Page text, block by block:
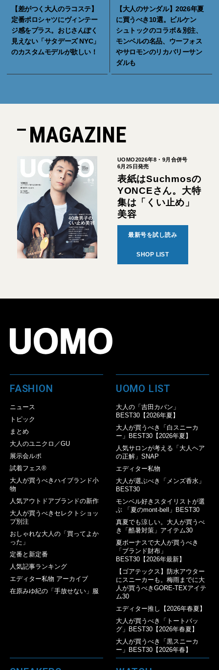
【差がつく大人のラコステ】
定番ポロシャツにヴィンテー
ジ感をプラス。おじさんぽく
見えない「サタデーズ NYC」
のカスタムモデルが欲しい！
【大人のサンダル】2026年夏
に買うべき10選。ビルケン
シュトックのコラボ＆別注、
モンベルの名品、ウーフォス
やサロモンのリカバリーサン
ダルも
MAGAZINE
UOMO2026年8・9月合併号
6月25日発売
表紙はSuchmosの
YONCEさん。大特
集は「くい止め」
美容
最新号を試し読み
SHOP LIST
FASHION
ニュース
トピック
まとめ
大人のユニクロ／GU
展示会ルポ
試着フェス®︎
大人が買うべきハイブランド小
物
人気アウトドアブランドの新作
大人が買うべきセレクトショッ
プ別注
おしゃれな大人の「買ってよか
った」
定番と新定番
人気記事ランキング
エディター私物 アーカイブ
在原みゆ紀の「手放せない」服
UOMO LIST
大人の「吉田カバン」
BEST30【2026年夏】
大人が買うべき「白スニーカ
ー」BEST30【2026年夏】
人気サロンが考える「大人ヘア
の正解」SNAP
エディター私物
大人が選ぶべき「メンズ香水」
BEST30
モンベル好きスタイリストが選
ぶ 「夏のmont-bell」BEST30
真夏でも涼しい。大人が買うべ
き「酷暑対策」アイテム30
夏ボーナスで大人が買うべき
「ブランド財布」
BEST30【2026年最新】
【ゴアテックス】防水アウター
にスニーカーも。梅雨までに大
人が買うべきGORE-TEXアイテ
ム30
エディター推し【2026年春夏】
大人が買うべき「トートバッ
グ」BEST30【2026年春夏】
大人が買うべき「黒スニーカ
ー」BEST30【2026年春】